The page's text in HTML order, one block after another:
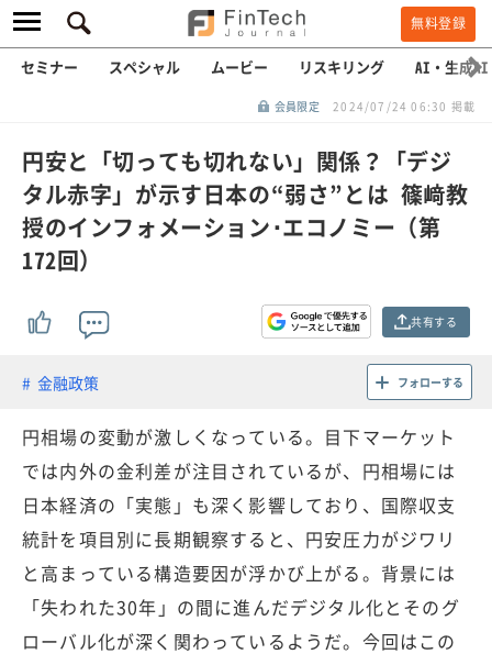
無料登録
セミナー スペシャル ムービー リスキリング AI・生成AI
会員限定 2024/07/24 06:30 掲載
円安と「切っても切れない」関係？「デジ
タル赤字」が示す日本の“弱さ”とは 篠﨑教
授のインフォメーション･エコノミー（第
172回）
共有する
金融政策 フォローする
円相場の変動が激しくなっている。目下マーケット
では内外の金利差が注目されているが、円相場には
日本経済の「実態」も深く影響しており、国際収支
統計を項目別に長期観察すると、円安圧力がジワリ
と高まっている構造要因が浮かび上がる。背景には
「失われた30年」の間に進んだデジタル化とそのグ
ローバル化が深く関わっているようだ。今回はこの